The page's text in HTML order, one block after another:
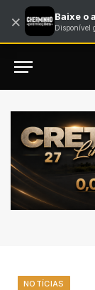
NOTÍCIAS
× Baixe o
Disponível